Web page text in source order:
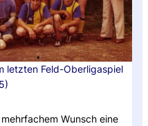
letzten Feld-Oberligaspiel
Wunsch eine